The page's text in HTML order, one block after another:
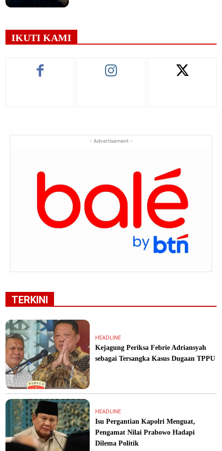
IKUTI KAMI
- Advertisement -
TERKINI
HEADLINE
Kejagung Periksa Febrie Adriansyah
sebagai Tersangka Kasus Dugaan TPPU
HEADLINE
Isu Pergantian Kapolri Menguat,
Pengamat Nilai Prabowo Hadapi
Dilema Politik